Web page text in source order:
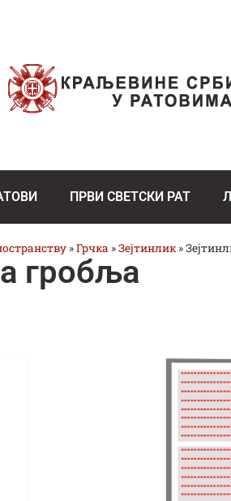
ПРВИ СВЕТСКИ РАТ
»Грчка »Зејтинлик »
гробља